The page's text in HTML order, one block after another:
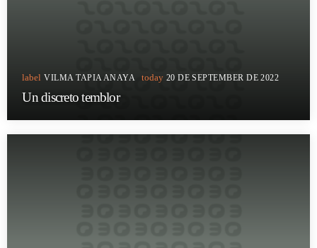
label VILMA TAPIA ANAYA today 20 DE SEPTEMBER DE 2022
Un discreto temblor